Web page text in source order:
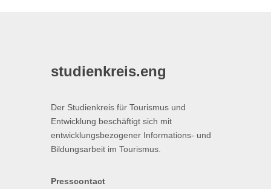
studienkreis.eng
Der Studienkreis für Tourismus und
Entwicklung beschäftigt sich mit
entwicklungsbezogener Informations- und
Bildungsarbeit im Tourismus.
Presscontact